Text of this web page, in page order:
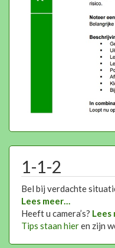
1-1-2
Bel bij verdachte
Lees meer…
Heeft u camera’s? Lees
Tips staan hieren zijn